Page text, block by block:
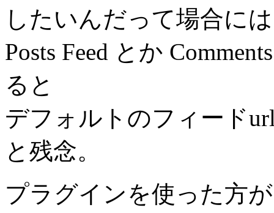
したいんだって場合には
Posts Feed とか
ると
デフォルトのフィード
と残念。
プラグインを使った方